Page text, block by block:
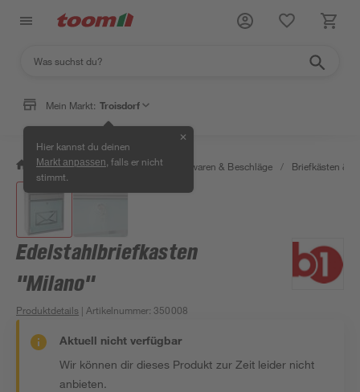
Mein Markt: Troisdorf
Hier kannst du deinen
Markt anpassen , falls er nicht
stimmt.
✕
/ Werkstatt & Maschinen / Eisenwaren & Beschläge / Briefkästen &
Edelstahlbriefkasten
"Milano"
Produktdetails | Artikelnummer:350008
Aktuell nicht verfügbar
Wir können dir dieses Produkt zur Zeit leider nicht
anbieten.